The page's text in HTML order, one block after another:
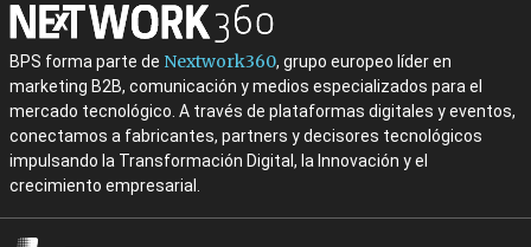
BPS forma parte de Nextwork360, grupo europeo líder en
marketing B2B, comunicación y medios especializados para el
mercado tecnológico. A través de plataformas digitales y eventos,
conectamos a fabricantes, partners y decisores tecnológicos
impulsando la Transformación Digital, la Innovación y el
crecimiento empresarial.